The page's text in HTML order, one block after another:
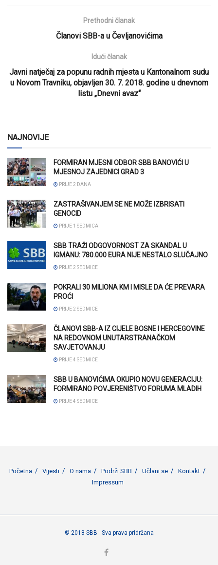
Prethodni članak
Članovi SBB-a u Čevljanovićima
Idući članak
Javni natječaj za popunu radnih mjesta u Kantonalnom sudu
u Novom Travniku, objavljen 30. 7. 2018. godine u dnevnom
listu „Dnevni avaz“
NAJNOVIJE
FORMIRAN MJESNI ODBOR SBB BANOVIĆI U
MJESNOJ ZAJEDNICI GRAD 3
PRIJE 2 DANA
ZASTRAŠIVANJEM SE NE MOŽE IZBRISATI
GENOCID
PRIJE 1 SEDMICA
SBB TRAŽI ODGOVORNOST ZA SKANDAL U
IGMANU: 780.000 EURA NIJE NESTALO SLUČAJNO
PRIJE 2 SEDMICE
POKRALI 30 MILIONA KM I MISLE DA ĆE PREVARA
PROĆI
PRIJE 2 SEDMICE
ČLANOVI SBB-A IZ CIJELE BOSNE I HERCEGOVINE
NA REDOVNOM UNUTARSTRANAČKOM
SAVJETOVANJU
PRIJE 4 SEDMICE
SBB U BANOVIĆIMA OKUPIO NOVU GENERACIJU:
FORMIRANO POVJERENIŠTVO FORUMA MLADIH
PRIJE 4 SEDMICE
Početna Vijesti O nama Podrži SBB Učlani se
Kontakt
Impressum
© 2018 SBB - Sva prava pridržana